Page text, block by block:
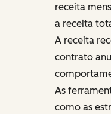
receita
a receita
A receita
contrato
As
como as